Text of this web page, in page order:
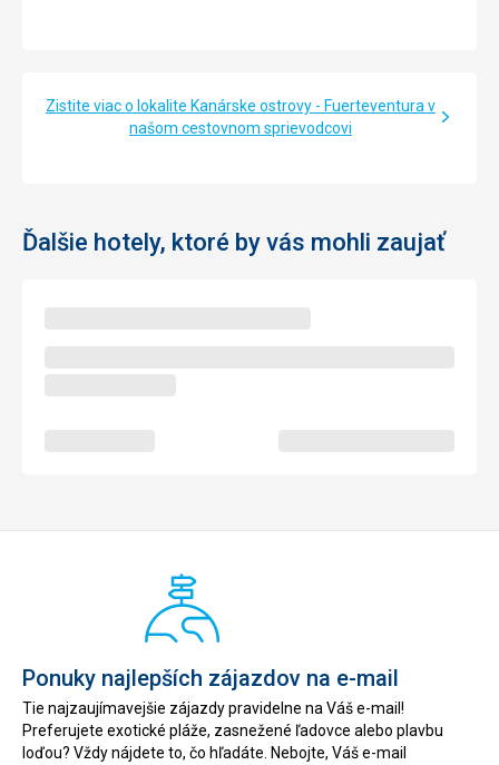
Zistite viac o lokalite Kanárske ostrovy - Fuerteventura v
našom cestovnom sprievodcovi
Ďalšie hotely, ktoré by vás mohli zaujať
Ponuky najlepších zájazdov na e-mail
Tie najzaujímavejšie zájazdy pravidelne na Váš e-mail!
Preferujete exotické pláže, zasnežené ľadovce alebo plavbu
loďou? Vždy nájdete to, čo hľadáte. Nebojte, Váš e-mail